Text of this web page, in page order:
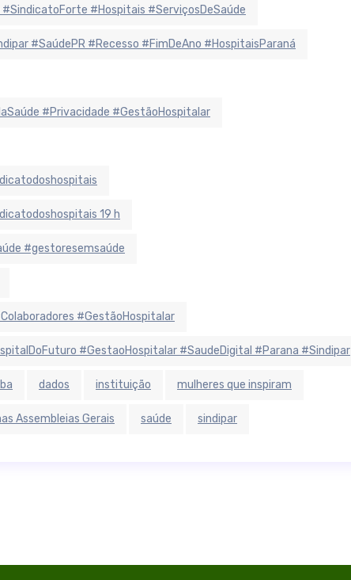
#SindicatoForte #Hospitais #ServiçosDeSaúde
#SaúdePR #Recesso #FimDeAno #HospitaisParaná
#Privacidade #GestãoHospitalar
19 h
#gestoresemsaúde
#GestãoHospitalar
#GestaoHospitalar #SaudeDigital #Parana #Sindipar
dados instituição mulheres que inspiram
Assembleias Gerais saúde sindipar